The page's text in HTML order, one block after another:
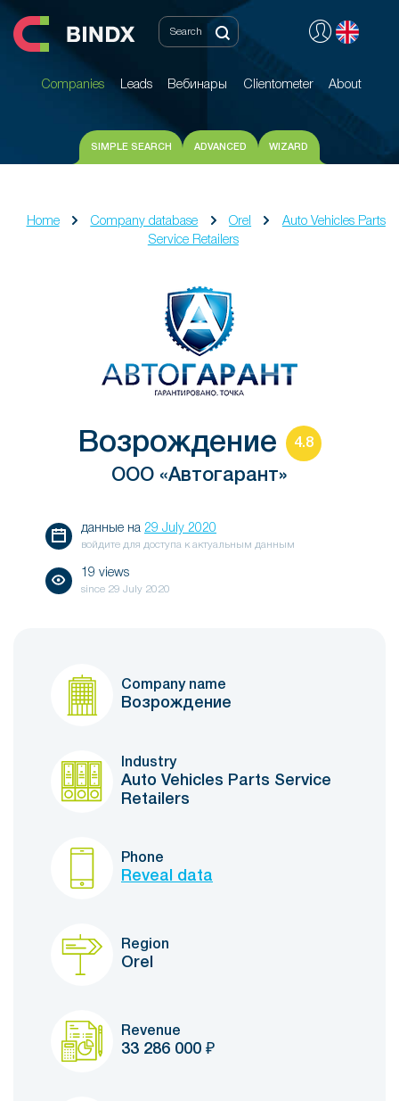
Companies Leads Вебинары Clientometer About
Companies Leads Вебинары Clientometer About
SIMPLE SEARCH ADVANCED WIZARD
Home Company database Orel
Auto Vehicles Parts
Service Retailers
Возрождение 4.8
ООО «Автогарант»
данные на 29 July 2020
войдите для доступа к актуальным данным
19 views
since 29 July 2020
Company name
Возрождение
Industry
Auto Vehicles Parts Service
Retailers
Phone
Reveal data
Region
Orel
Revenue
33 286 000 ₽